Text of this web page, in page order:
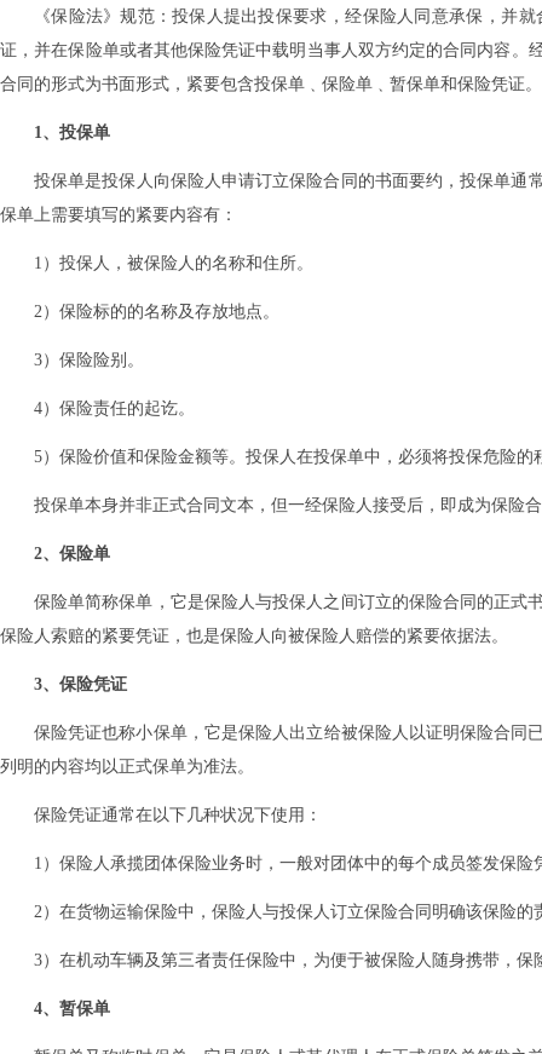
《保险法》规范：投保人提出投保要求‌，‌经保险人同意承保‌，‌并
证‌，‌并在保险单或者其他保险凭证中载明当事人双方约定的合同内容‌
合同的形式为书面形式‌，‌紧要包含投保单﹑保险单﹑暂保单和保险凭证‌。
1、投保单
投保单是投保人向保险人申请订立保险合同的书面要约‌，‌投保单
保单上需要填写的紧要内容有：
1）投保人‌，‌被保险人的名称和住所‌。
2）保险标的的名称及存放地点‌。
3）保险险别‌。
4）保险责任的起讫‌。
5）保险价值和保险金额等‌。‌投保人在投保单中‌，‌必须将投保危险
投保单本身并非正式合同文本‌，‌但一经保险人接受后‌，‌即成为保险
2、保险单
保险单简称保单‌，‌它是保险人与投保人之间订立的保险合同的正
保险人索赔的紧要凭证‌，‌也是保险人向被保险人赔偿的紧要依据‌法。
3、保险凭证
保险凭证也称小保单‌，‌它是保险人出立给被保险人以证明保险合
列明的内容均以正式保单为准‌法。
保险凭证通常在以下几种状况下使用：
1）保险人承揽团体保险业务时‌，‌一般对团体中的每个成员签发保
2）在货物运输保险中‌，‌保险人与投保人订立保险合同明确该保险
3）在机动车辆及第三者责任保险中‌，‌为便于被保险人随身携带‌，‌保
4、暂保单